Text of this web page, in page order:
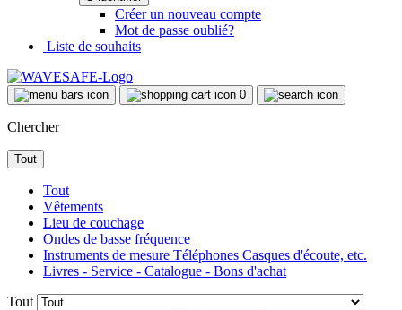
Créer un nouveau compte
Mot de passe oublié?
Liste de souhaits
0
Chercher
Tout
Tout
Vêtements
Lieu de couchage
Ondes de basse fréquence
Instruments de mesure Téléphones Casques d'écoute, etc.
Livres - Service - Catalogue - Bons d'achat
Tout